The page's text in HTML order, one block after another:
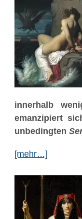
innerhalb
emanzipiert
unbedingten
[mehr…]